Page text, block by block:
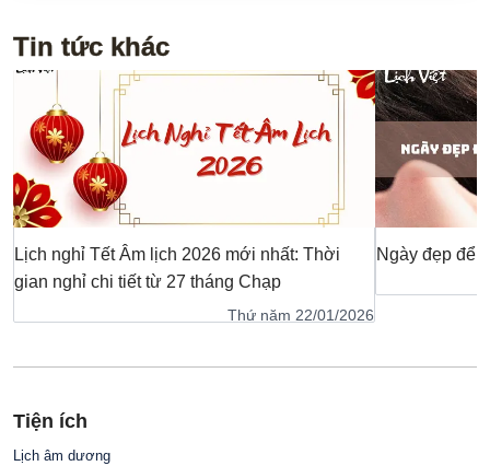
Tin tức khác
Lịch nghỉ Tết Âm lịch 2026 mới nhất: Thời
gian nghỉ chi tiết từ 27 tháng Chạp
Thứ năm 22/01/2026
Ngày đẹp để
Tiện ích
Lịch âm dương